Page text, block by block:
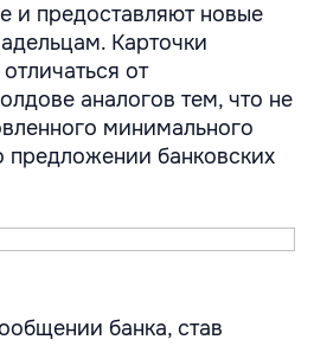
и предоставляют новые
Карточки
от
аналогов тем, что не
минимального
предложении банковских
банка, став